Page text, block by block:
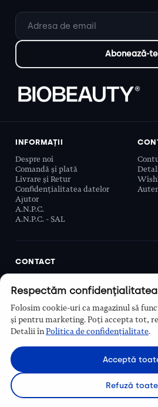
INFORMAȚII
Despre noi
Comandă și plată
Livrare și Retur
Confidențialitatea datelor
Ajutor
A.N.P.C.
A.N.P.C. - SAL
CONTACT
Sector 6, București, România
Program
Luni–Vineri, 9:00 – 16:00
Respectăm
Folosim cookie-uri ca magazinul să
și pentru marketing. Poți accepta tot,
Detalii înPolitica de confidențialitate.
Acceptă
Refuză toate